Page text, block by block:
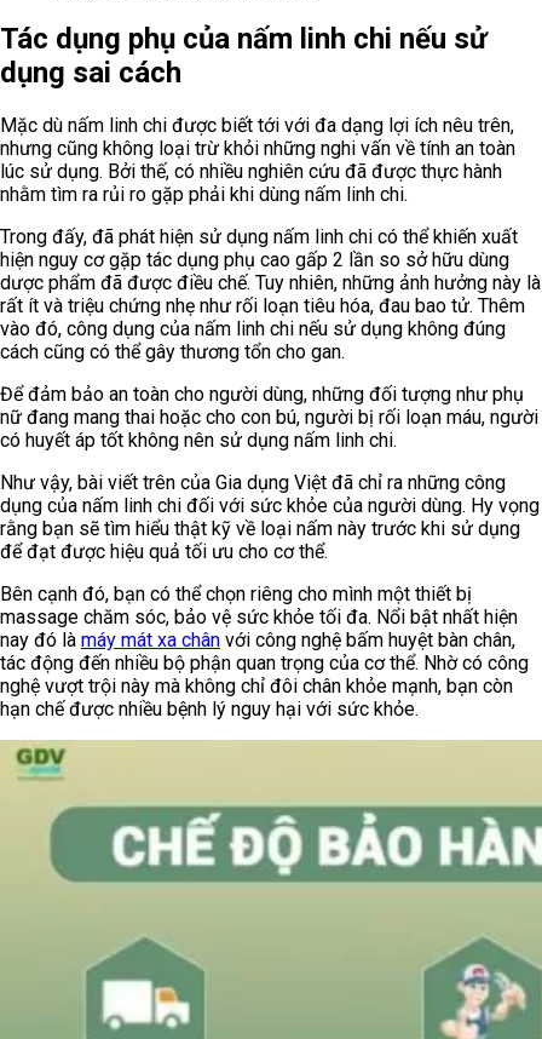
Tác dụng phụ của nấm linh chi nếu sử
dụng sai cách
Mặc dù nấm linh chi được biết tới với đa dạng lợi ích nêu trên,
nhưng cũng không loại trừ khỏi những nghi vấn về tính an toàn
lúc sử dụng. Bởi thế, có nhiều nghiên cứu đã được thực hành
nhằm tìm ra rủi ro gặp phải khi dùng nấm linh chi.
Trong đấy, đã phát hiện sử dụng nấm linh chi có thể khiến xuất
hiện nguy cơ gặp tác dụng phụ cao gấp 2 lần so sở hữu dùng
dược phẩm đã được điều chế. Tuy nhiên, những ảnh hưởng này là
rất ít và triệu chứng nhẹ như rối loạn tiêu hóa, đau bao tử. Thêm
vào đó, công dụng của nấm linh chi nếu sử dụng không đúng
cách cũng có thể gây thương tổn cho gan.
Để đảm bảo an toàn cho người dùng, những đối tượng như phụ
nữ đang mang thai hoặc cho con bú, người bị rối loạn máu, người
có huyết áp tốt không nên sử dụng nấm linh chi.
Như vậy, bài viết trên của Gia dụng Việt đã chỉ ra những công
dụng của nấm linh chi đối với sức khỏe của người dùng. Hy vọng
rằng bạn sẽ tìm hiểu thật kỹ về loại nấm này trước khi sử dụng
để đạt được hiệu quả tối ưu cho cơ thể.
Bên cạnh đó, bạn có thể chọn riêng cho mình một thiết bị
massage chăm sóc, bảo vệ sức khỏe tối đa. Nổi bật nhất hiện
nay đó là máy mát xa chân với công nghệ bấm huyệt bàn chân,
tác động đến nhiều bộ phận quan trọng của cơ thể. Nhờ có công
nghệ vượt trội này mà không chỉ đôi chân khỏe mạnh, bạn còn
hạn chế được nhiều bệnh lý nguy hại với sức khỏe.